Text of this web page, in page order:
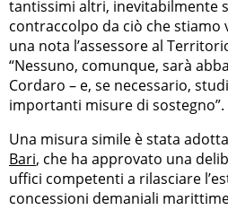
tantissimi altri, inevitabilmente
contraccolpo da ciò che stiamo
una nota l’assessore al
“Nessuno, comunque, sarà
Cordaro – e, se necessario,
importanti misure di sostegno”.
Una misura simile è stata
Bari, che ha approvato una
uffici competenti a rilasciare
concessioni demaniali